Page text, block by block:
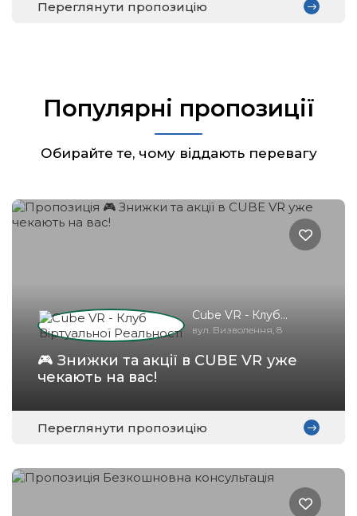
Переглянути пропозицію
Популярні пропозиції
Обирайте те, чому віддають перевагу
Cube VR - Клуб
Віртуальної
вул. Визволення, 8
🎮 Знижки та акції в CUBE VR уже
чекають на вас!
Переглянути пропозицію